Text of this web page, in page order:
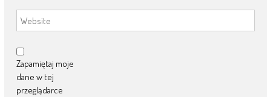
Zapamiętaj moje
dane w tej
przeglądarce